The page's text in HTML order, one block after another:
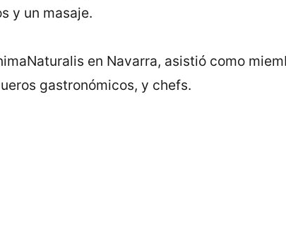
y un masaje.
en Navarra, asistió como
gastronómicos, y chefs.